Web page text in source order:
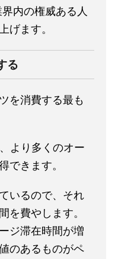
内の権威ある人
げます。
る
を消費する最も
より多くのオー
できます。
いるので、それ
を費やします。
ジ滞在時間が増
のあるものがペ